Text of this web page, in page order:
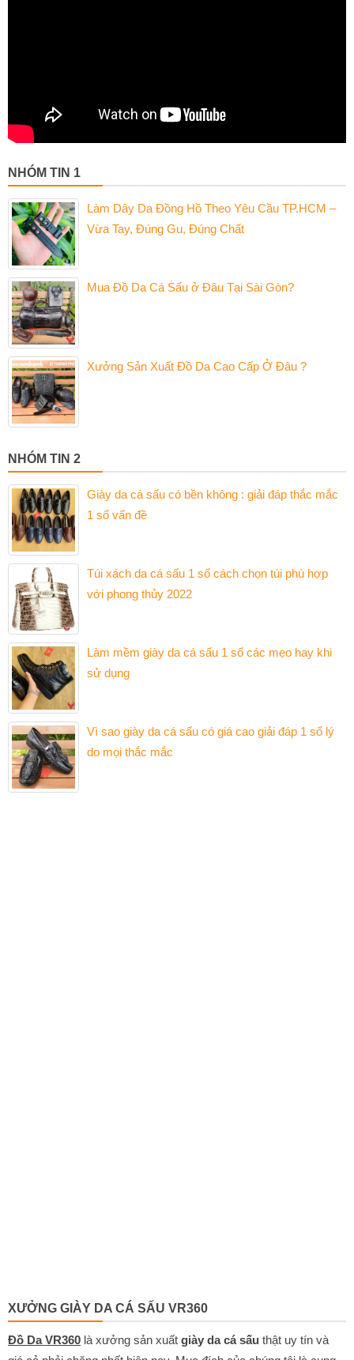
NHÓM TIN 1
Làm Dây Da Đồng Hồ Theo Yêu Cầu TP.HCM –
Vừa Tay, Đúng Gu, Đúng Chất
Mua Đồ Da Cá Sấu ở Đâu Tại Sài Gòn?
Xưởng Sản Xuất Đồ Da Cao Cấp Ở Đâu ?
NHÓM TIN 2
Giày da cá sấu có bền không : giải đáp thắc mắc
1 số vấn đề
Túi xách da cá sấu 1 số cách chọn túi phù hợp
với phong thủy 2022
Làm mềm giày da cá sấu 1 số các mẹo hay khi
sử dụng
Vì sao giày da cá sấu có giá cao giải đáp 1 số lý
do mọi thắc mắc
XƯỞNG GIÀY DA CÁ SẤU VR360
Đồ Da VR360 là xưởng sản xuất giày da cá sấu thật uy tín và